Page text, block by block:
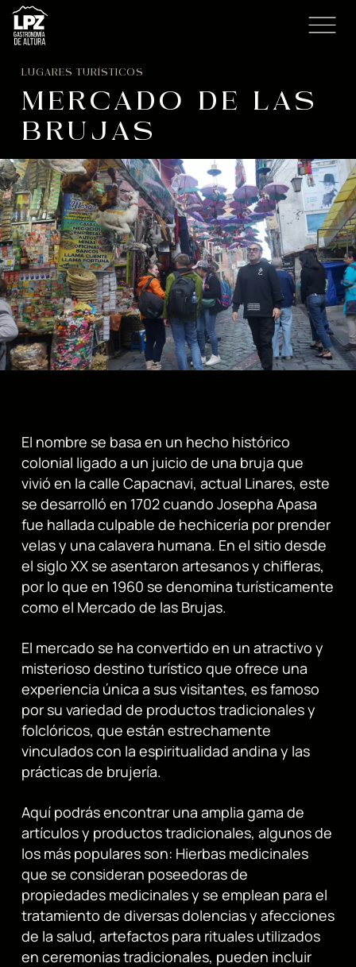
LUGARES TURÍSTICOS
MERCADO DE LAS
BRUJAS
El nombre se basa en un hecho histórico
colonial ligado a un juicio de una bruja que
vivió en la calle Capacnavi, actual Linares, este
se desarrolló en 1702 cuando Josepha Apasa
fue hallada culpable de hechicería por prender
velas y una calavera humana. En el sitio desde
el siglo XX se asentaron artesanos y chifleras,
por lo que en 1960 se denomina turísticamente
como el Mercado de las Brujas.
El mercado se ha convertido en un atractivo y
misterioso destino turístico que ofrece una
experiencia única a sus visitantes, es famoso
por su variedad de productos tradicionales y
folclóricos, que están estrechamente
vinculados con la espiritualidad andina y las
prácticas de brujería.
Aquí podrás encontrar una amplia gama de
artículos y productos tradicionales, algunos de
los más populares son: Hierbas medicinales
que se consideran poseedoras de
propiedades medicinales y se emplean para el
tratamiento de diversas dolencias y afecciones
de la salud, artefactos para rituales utilizados
en ceremonias tradicionales, pueden incluir